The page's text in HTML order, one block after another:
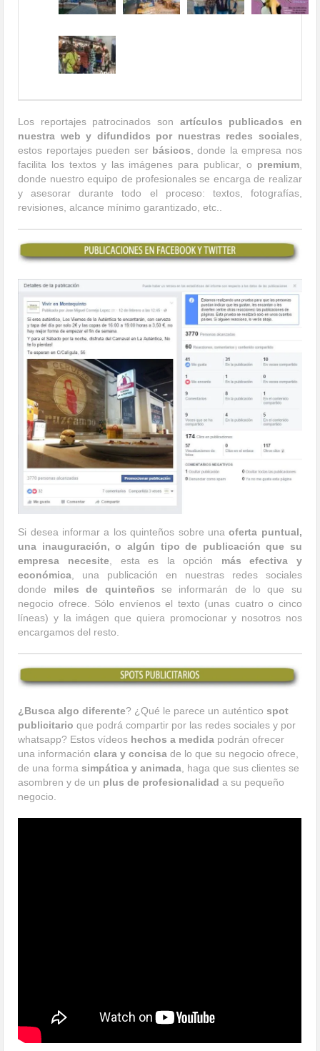
Los reportajes patrocinados son artículos publicados en
nuestra web y difundidos por nuestras redes sociales,
estos reportajes pueden ser básicos, donde la empresa nos
facilita los textos y las imágenes para publicar, o premium,
donde nuestro equipo de profesionales se encarga de realizar
y asesorar durante todo el proceso: textos, fotografías,
revisiones, alcance mínimo garantizado, etc..
Si desea informar a los quinteños sobre unaoferta puntual,
una inauguración, o algún tipo de publicación que su
empresa necesite , esta es la opción más efectiva y
económica , una publicación en nuestras redes sociales
donde miles de quinteños se informarán de lo que su
negocio ofrece. Sólo envíenos el texto (unas cuatro o cinco
líneas) y la imágen que quiera promocionar y nosotros nos
encargamos del resto.
¿Busca algo diferente? ¿Qué le parece un auténtico spot
publicitario que podrá compartir por las redes sociales y por
whatsapp? Estos vídeos hechos a medida podrán ofrecer
una informaciónclara y concisa de lo que su negocio ofrece,
de una formasimpática y animada , haga que sus clientes se
asombren y de un plus de profesionalidad a su pequeño
negocio.